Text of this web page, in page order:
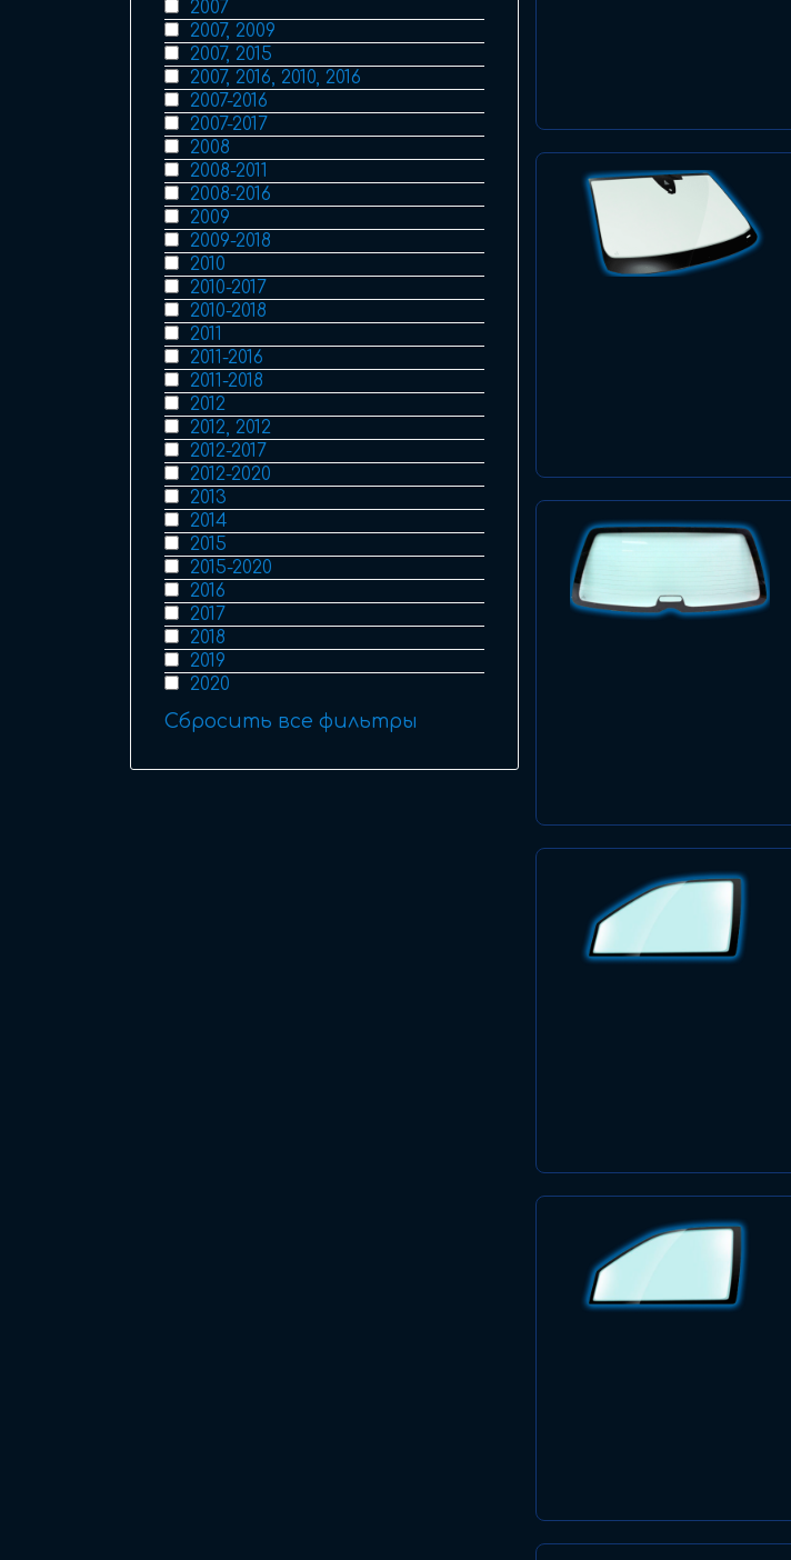
2007
2007, 2009
2007, 2015
2007, 2016, 2010, 2016
2007-2016
2007-2017
2008
2008-2011
2008-2016
2009
2009-2018
2010
2010-2017
2010-2018
2011
2011-2016
2011-2018
2012
2012, 2012
2012-2017
2012-2020
2013
2014
2015
2015-2020
2016
2017
2018
2019
2020
Сбросить все фильтры